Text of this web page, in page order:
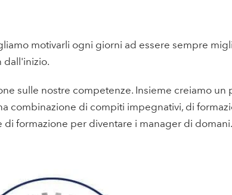
motivarli ogni giorni ad essere sempre
dall'inizio.
sulle nostre competenze. Insieme creiamo
combinazione di compiti impegnativi, di
di formazione per diventare i manager di domani.